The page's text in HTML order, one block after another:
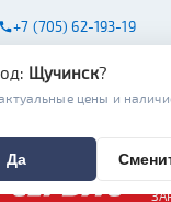
+7 (705) 62-193-19
Щучинск?
цены и
Да